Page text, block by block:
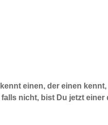
einen, der einen
falls nicht, bist Du jetzt einer